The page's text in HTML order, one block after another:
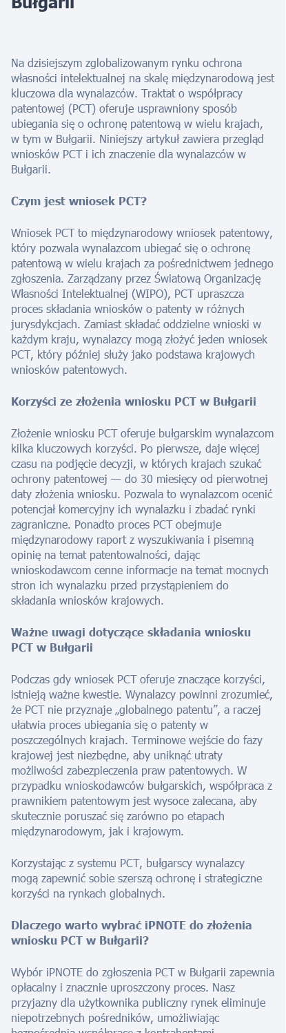
Na dzisiejszym zglobalizowanym rynku ochrona
własności intelektualnej na skalę międzynarodową jest
kluczowa dla wynalazców. Traktat o współpracy
patentowej (PCT) oferuje usprawniony sposób
ubiegania się o ochronę patentową w wielu krajach,
w tym w Bułgarii. Niniejszy artykuł zawiera przegląd
wniosków PCT i ich znaczenie dla wynalazców w
Bułgarii.
Czym jest wniosek PCT?
Wniosek PCT to międzynarodowy wniosek patentowy,
który pozwala wynalazcom ubiegać się o ochronę
patentową w wielu krajach za pośrednictwem jednego
zgłoszenia. Zarządzany przez Światową Organizację
Własności Intelektualnej (WIPO), PCT upraszcza
proces składania wniosków o patenty w różnych
jurysdykcjach. Zamiast składać oddzielne wnioski w
każdym kraju, wynalazcy mogą złożyć jeden wniosek
PCT, który później służy jako podstawa krajowych
wniosków patentowych.
Korzyści ze złożenia wniosku PCT w Bułgarii
Złożenie wniosku PCT oferuje bułgarskim wynalazcom
kilka kluczowych korzyści. Po pierwsze, daje więcej
czasu na podjęcie decyzji, w których krajach szukać
ochrony patentowej — do 30 miesięcy od pierwotnej
daty złożenia wniosku. Pozwala to wynalazcom ocenić
potencjał komercyjny ich wynalazku i zbadać rynki
zagraniczne. Ponadto proces PCT obejmuje
międzynarodowy raport z wyszukiwania i pisemną
opinię na temat patentowalności, dając
wnioskodawcom cenne informacje na temat mocnych
stron ich wynalazku przed przystąpieniem do
składania wniosków krajowych.
Ważne uwagi dotyczące składania wniosku
PCT w Bułgarii
Podczas gdy wniosek PCT oferuje znaczące korzyści,
istnieją ważne kwestie. Wynalazcy powinni zrozumieć,
że PCT nie przyznaje „globalnego patentu”, a raczej
ułatwia proces ubiegania się o patenty w
poszczególnych krajach. Terminowe wejście do fazy
krajowej jest niezbędne, aby uniknąć utraty
możliwości zabezpieczenia praw patentowych. W
przypadku wnioskodawców bułgarskich, współpraca z
prawnikiem patentowym jest wysoce zalecana, aby
skutecznie poruszać się zarówno po etapach
międzynarodowym, jak i krajowym.
Korzystając z systemu PCT, bułgarscy wynalazcy
mogą zapewnić sobie szerszą ochronę i strategiczne
korzyści na rynkach globalnych.
Dlaczego warto wybrać iPNOTE do złożenia
wniosku PCT w Bułgarii?
Wybór iPNOTE do zgłoszenia PCT w Bułgarii zapewnia
opłacalny i znacznie uproszczony proces. Nasz
przyjazny dla użytkownika publiczny rynek eliminuje
niepotrzebnych pośredników, umożliwiając